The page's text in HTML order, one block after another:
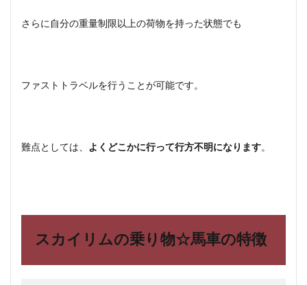
さらに自分の重量制限以上の荷物を持った状態でも
ファストトラベルを行うことが可能です。
難点としては、 よくどこかに行って行方不明になります。
スカイリムの乗り物☆馬車の特徴